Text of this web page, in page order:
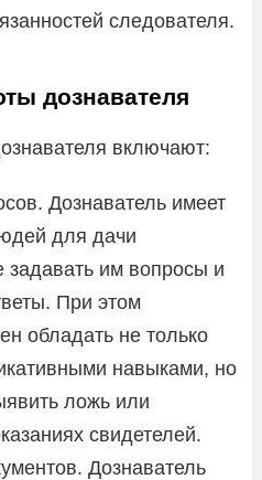
следователя.
дознавателя
включают:
Дознаватель имеет
для дачи
задавать им вопросы и
При этом
обладать не только
навыками, но
ложь или
свидетелей.
Дознаватель